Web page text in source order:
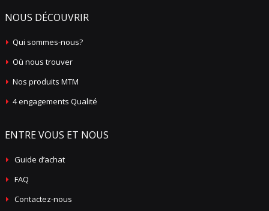
NOUS DÉCOUVRIR
Qui sommes-nous?
Où nous trouver
Nos produits MTM
4 engagements Qualité
ENTRE VOUS ET NOUS
Guide d’achat
FAQ
Contactez-nous